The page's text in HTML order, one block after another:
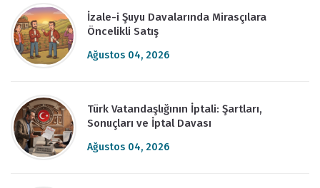
İzale-i Şuyu Davalarında Mirasçılara
Öncelikli Satış
Ağustos 04, 2026
Türk Vatandaşlığının İptali: Şartları,
Sonuçları ve İptal Davası
Ağustos 04, 2026